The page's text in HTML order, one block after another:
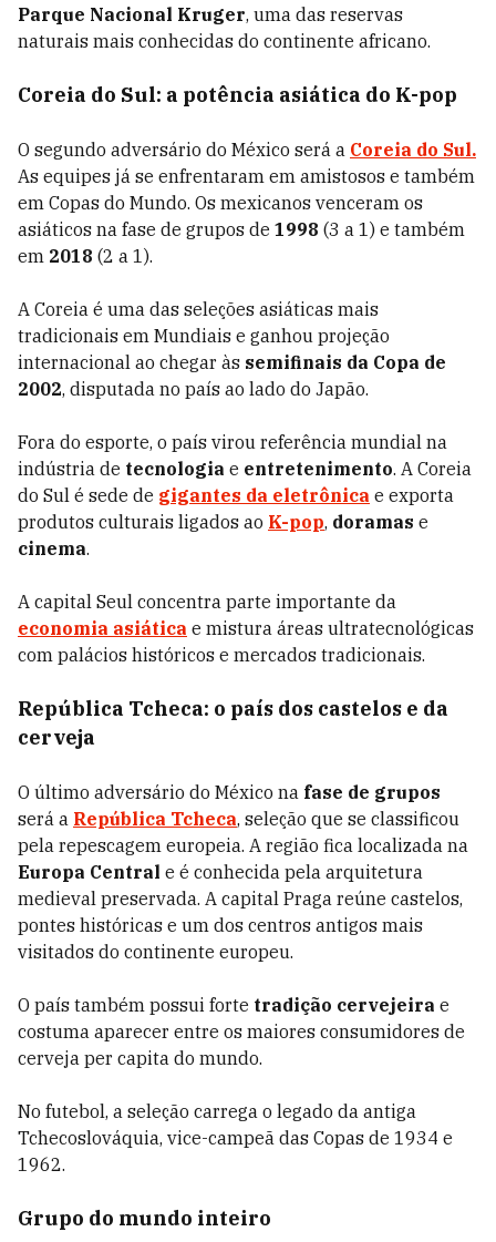
Parque Nacional Kruger, uma das reservas
naturais mais conhecidas do continente africano.
Coreia do Sul: a potência asiática do K-pop
O segundo adversário do México será a Coreia do Sul.
As equipes já se enfrentaram em amistosos e também
em Copas do Mundo. Os mexicanos venceram os
asiáticos na fase de grupos de 1998 (3 a 1) e também
em 2018 (2 a 1).
A Coreia é uma das seleções asiáticas mais
tradicionais em Mundiais e ganhou projeção
internacional ao chegar às semifinais da Copa de
2002, disputada no país ao lado do Japão.
Fora do esporte, o país virou referência mundial na
indústria de tecnologia e entretenimento. A Coreia
do Sul é sede de gigantes da eletrônica e exporta
produtos culturais ligados ao K-pop, doramas e
cinema.
A capital Seul concentra parte importante da
economia asiática e mistura áreas ultratecnológicas
com palácios históricos e mercados tradicionais.
República Tcheca: o país dos castelos e da
cerveja
O último adversário do México na fase de grupos
será a República Tcheca, seleção que se classificou
pela repescagem europeia. A região fica localizada na
Europa Central e é conhecida pela arquitetura
medieval preservada. A capital Praga reúne castelos,
pontes históricas e um dos centros antigos mais
visitados do continente europeu.
O país também possui forte tradição cervejeira e
costuma aparecer entre os maiores consumidores de
cerveja per capita do mundo.
No futebol, a seleção carrega o legado da antiga
Tchecoslováquia, vice-campeã das Copas de 1934 e
1962.
Grupo do mundo inteiro